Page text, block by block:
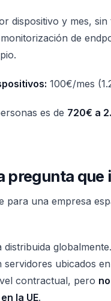
dispositivo y mes,
de
100€/mes
es de 720€ a
pregunta
para una empresa
ubicados
contractual, pero
la UE.